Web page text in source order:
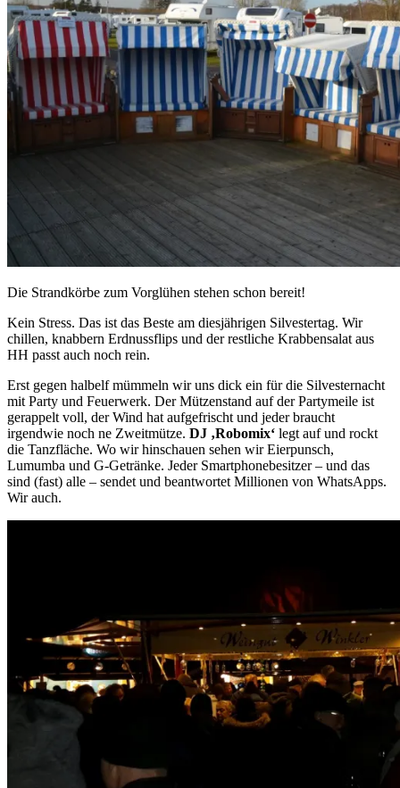
Die Strandkörbe zum Vorglühen stehen schon bereit!
Kein Stress. Das ist das Beste am diesjährigen Silvestertag. Wir
chillen, knabbern Erdnussflips und der restliche Krabbensalat aus
HH passt auch noch rein.
Erst gegen halbelf mümmeln wir uns dick ein für die Silvesternacht
mit Party und Feuerwerk. Der Mützenstand auf der Partymeile ist
gerappelt voll, der Wind hat aufgefrischt und jeder braucht
irgendwie noch ne Zweitmütze. DJ ‚Robomix‘ legt auf und rockt
die Tanzfläche. Wo wir hinschauen sehen wir Eierpunsch,
Lumumba und G-Getränke. Jeder Smartphonebesitzer – und das
sind (fast) alle – sendet und beantwortet Millionen von WhatsApps.
Wir auch.